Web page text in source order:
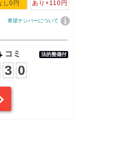
し0円 あり +110円
希望ナンバーについて
コミ 法的整備付
3 0